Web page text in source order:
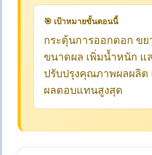
🎯 เป้าหมายขั้นตอนนี้
กระตุ้นการออกดอก ขย
ขนาดผล เพิ่มน้ำหนัก แ
ปรับปรุงคุณภาพผลผลิต
ผลตอบแทนสูงสุด